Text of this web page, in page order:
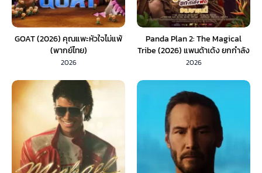
GOAT (2026) คุณแพะหัวใจไม่แพ้
(พากย์ไทย)
2026
Panda Plan 2: The Magical
Tribe (2026) แพนด้าเด้ง ยกกำลัง
ฟัด (พากย์ไทย) 1X
2026